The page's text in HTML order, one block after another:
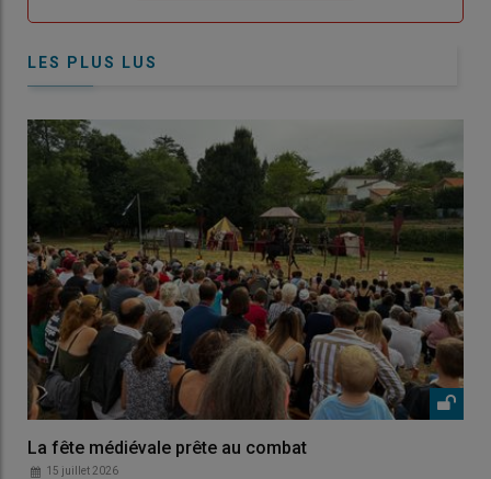
LES PLUS LUS
La fête médiévale prête au combat
15 juillet 2026